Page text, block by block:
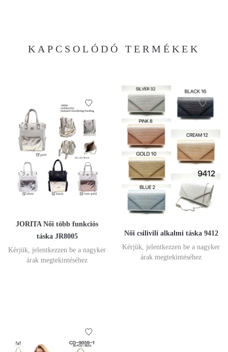
KAPCSOLÓDÓ TERMÉKEK
JORITA Női több funkciós
táska JR8005
Kérjük, jelentkezzen be a nagyker
árak megtekintéséhez
Női csilivili alkalmi táska 9412
Kérjük, jelentkezzen be a nagyker
árak megtekintéséhez